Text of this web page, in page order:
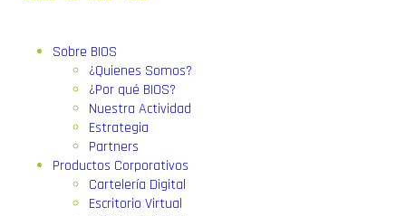
Sobre BIOS
¿Quienes Somos?
¿Por qué BIOS?
Nuestra Actividad
Estrategia
Partners
Productos Corporativos
Cartelería Digital
Escritorio Virtual